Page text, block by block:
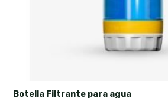
Botella Filtrante para agua